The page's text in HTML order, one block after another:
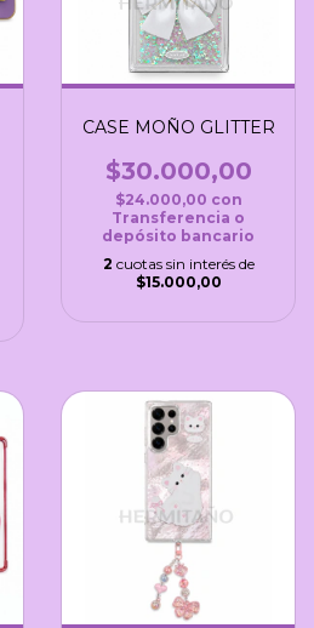
CASE MOÑO GLITTER
$30.000,00
$24.000,00 con
Transferencia o
depósito bancario
2 cuotas sin interés de
$15.000,00